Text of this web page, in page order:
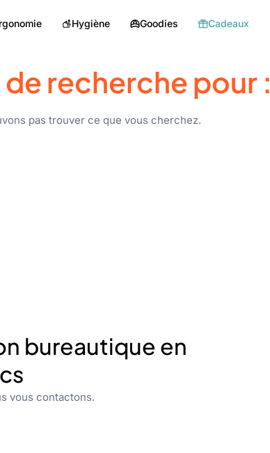
Hygiène Goodies Cadeaux
recherche pour :
pas trouver ce que vous cherchez.
bureautique en
vous contactons.